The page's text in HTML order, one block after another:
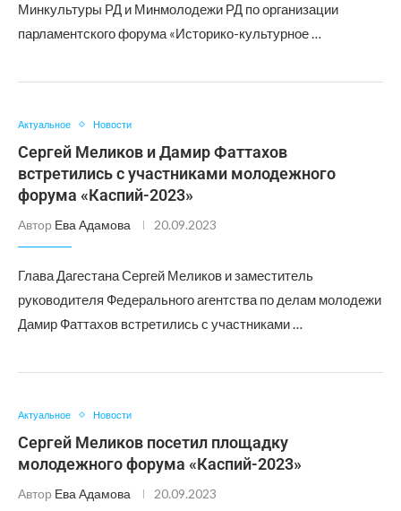
Минкультуры РД и Минмолодежи РД по организации
парламентского форума «Историко-культурное …
Актуальное Новости
Сергей Меликов и Дамир Фаттахов
встретились с участниками молодежного
форума «Каспий-2023»
Автор Ева Адамова 20.09.2023
Глава Дагестана Сергей Меликов и заместитель
руководителя Федерального агентства по делам молодежи
Дамир Фаттахов встретились с участниками …
Актуальное Новости
Сергей Меликов посетил площадку
молодежного форума «Каспий-2023»
Автор Ева Адамова 20.09.2023